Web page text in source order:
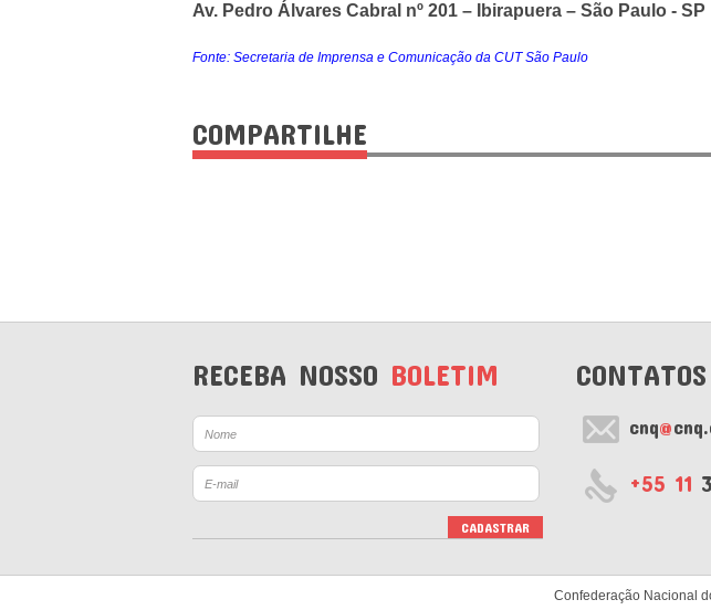
Av. Pedro Álvares Cabral nº 201 – Ibirapuera – São Paulo - SP
Fonte: Secretaria de Imprensa e Comunicação da CUT São Paulo
COMPARTILHE
RECEBA NOSSO BOLETIM CONTATOS
cnq@
+55 11
Confederação Nacional